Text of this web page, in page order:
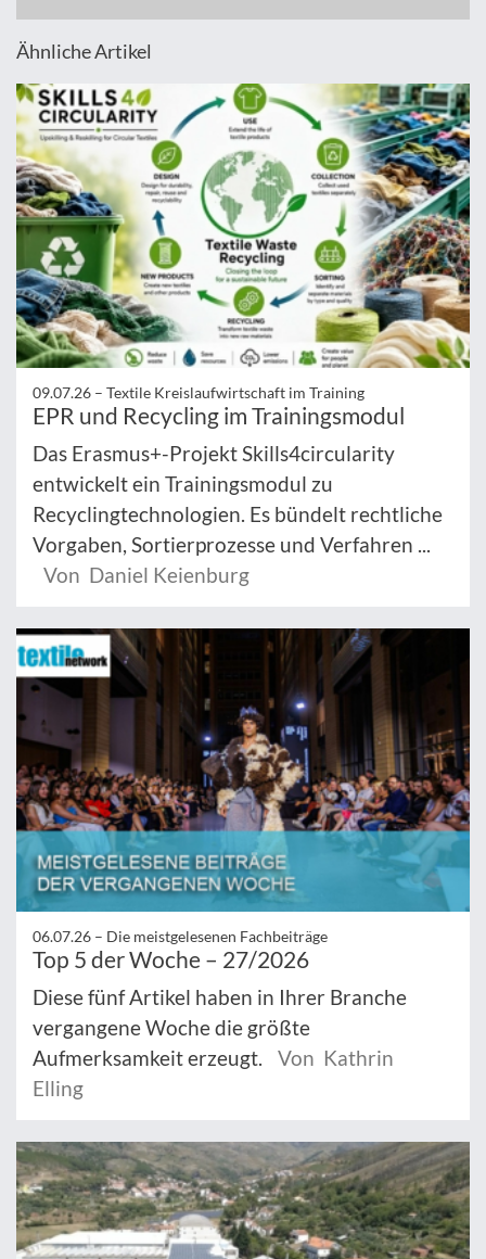
Ähnliche Artikel
09.07.26 – Textile Kreislaufwirtschaft im Training
EPR und Recycling im Trainingsmodul
Das Erasmus+-Projekt Skills4circularity
entwickelt ein Trainingsmodul zu
Recyclingtechnologien. Es bündelt rechtliche
Vorgaben, Sortierprozesse und Verfahren ...
Von Daniel Keienburg
06.07.26 – Die meistgelesenen Fachbeiträge
Top 5 der Woche – 27/2026
Diese fünf Artikel haben in Ihrer Branche
vergangene Woche die größte
Aufmerksamkeit erzeugt.
Von Kathrin
Elling